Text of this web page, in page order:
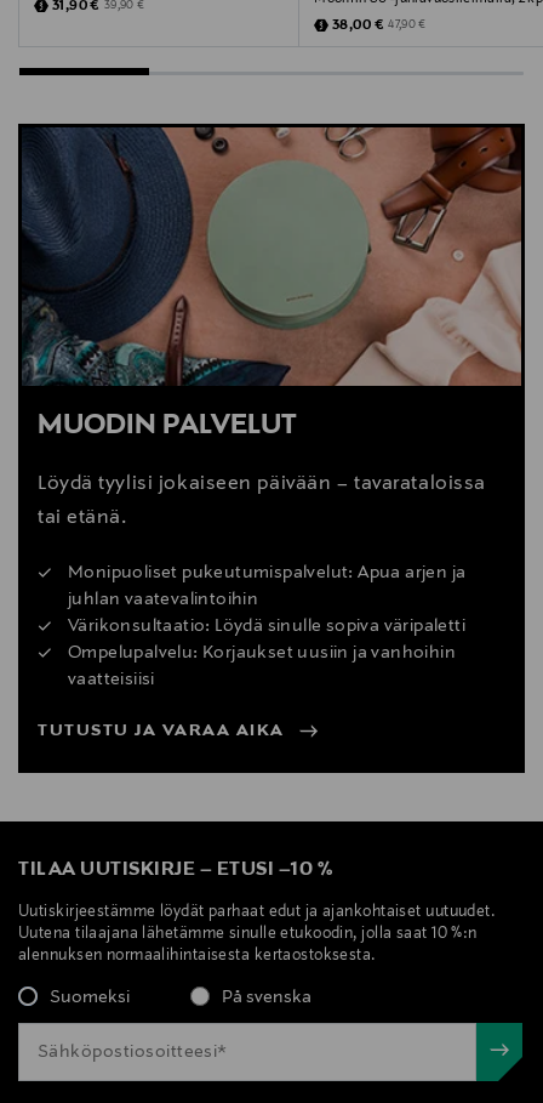
Discounted Price
31,90 € Original Price
39,90 €
Discounted Price
38,00 € Original Price
47,90 €
MUODIN PALVELUT
Löydä tyylisi jokaiseen päivään – tavarataloissa
tai etänä.
Monipuoliset pukeutumispalvelut: Apua arjen ja
juhlan vaatevalintoihin
Värikonsultaatio: Löydä sinulle sopiva väripaletti
Ompelupalvelu: Korjaukset uusiin ja vanhoihin
vaatteisiisi
TUTUSTU JA VARAA AIKA
TILAA UUTISKIRJE – ETUSI –10 %
Uutiskirjeestämme löydät parhaat edut ja ajankohtaiset uutuudet.
Uutena tilaajana lähetämme sinulle etukoodin, jolla saat 10 %:n
alennuksen normaalihintaisesta kertaostoksesta.
Suomeksi På svenska